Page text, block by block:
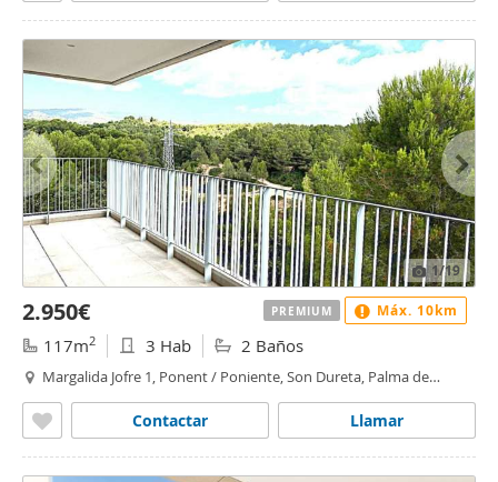
1/19
2.950€
117m2 3 Hab 2 Baños
Margalida Jofre 1, Ponent / Poniente, Son Dureta, Palma de
Llamar
Contactar
PREMIUM Máx. 10km